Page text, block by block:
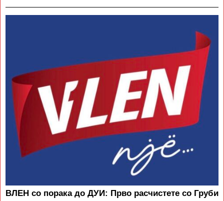
ВЛЕН со порака до ДУИ: Прво расчистете со Груби